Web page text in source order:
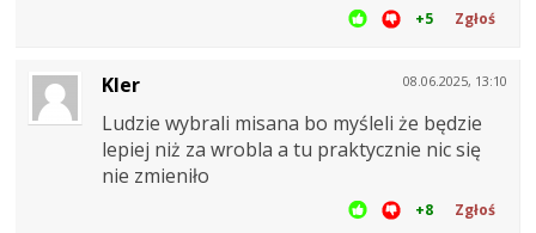
+5 Zgłoś
08.06.2025, 13:10
Kler
Ludzie wybrali misana bo myśleli że będzie
lepiej niż za wrobla a tu praktycznie nic się
nie zmieniło
+8 Zgłoś